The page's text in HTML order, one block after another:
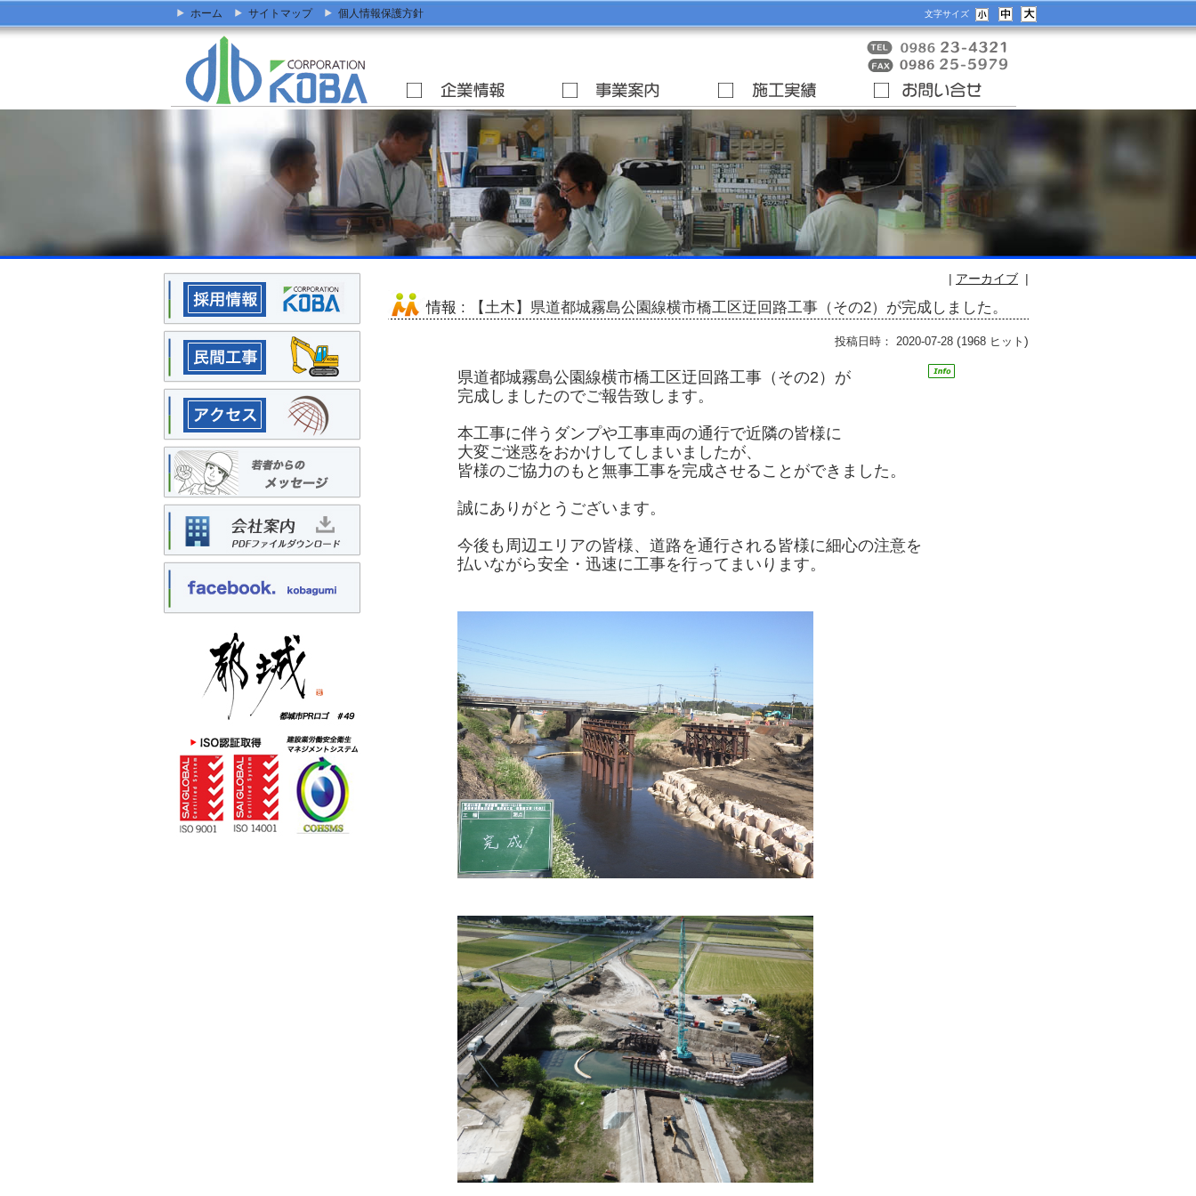
文字サイズ
ホーム サイトマップ 個人情報保護方針
| アーカイブ |
情報 : 【土木】県道都城霧島公園線横市橋工区迂回路工事（その2）が完成しました。
投稿日時： 2020-07-28 (1968 ヒット )
県道都城霧島公園線横市橋工区迂回路工事（その2）が
完成しましたのでご報告致します。
本工事に伴うダンプや工事車両の通行で近隣の皆様に
大変ご迷惑をおかけしてしまいましたが、
皆様のご協力のもと無事工事を完成させることができました。
誠にありがとうございます。
今後も周辺エリアの皆様、道路を通行される皆様に細心の注意を
払いながら安全・迅速に工事を行ってまいります。